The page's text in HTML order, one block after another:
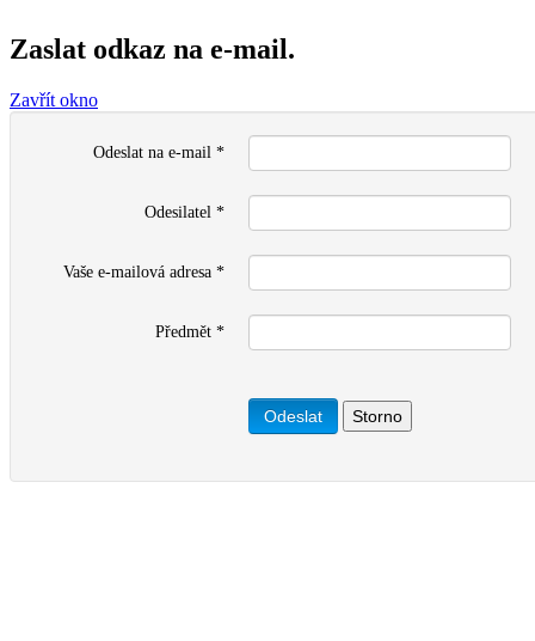
Zaslat odkaz na e-mail.
Zavřít okno
Odeslat na e-mail *
Odesilatel *
Vaše e-mailová adresa *
Předmět *
Odeslat Storno